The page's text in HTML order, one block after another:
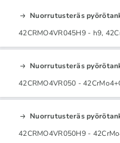
Nuorrutusteräs
42CRMO4VR045H9 - h9,
Nuorrutusteräs
42CRMO4VR050 -
Nuorrutusteräs
42CRMO4VR050H9 -